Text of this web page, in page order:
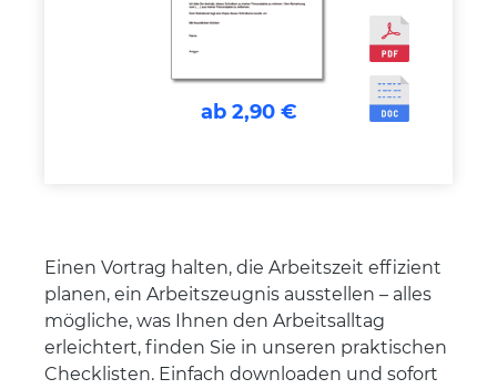
ab 2,90 €
Einen Vortrag halten, die Arbeitszeit effizient
planen, ein Arbeitszeugnis ausstellen – alles
mögliche, was Ihnen den Arbeitsalltag
erleichtert, finden Sie in unseren praktischen
Checklisten. Einfach downloaden und sofort